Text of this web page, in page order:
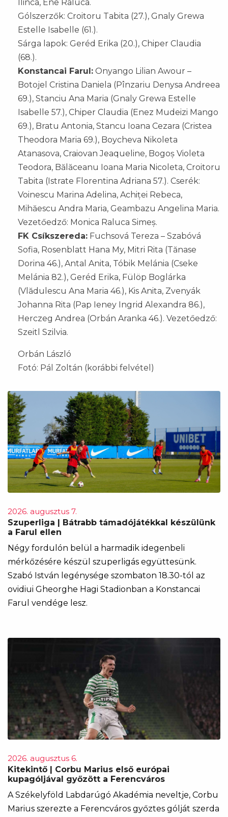
Ilinca, Ene Raluca.
Gólszerzők: Croitoru Tabita (27.), Gnaly Grewa
Estelle Isabelle (61.).
Sárga lapok: Geréd Erika (20.), Chiper Claudia
(68.).
Konstancai Farul: Onyango Lilian Awour –
Botojel Cristina Daniela (Pînzariu Denysa Andreea
69.), Stanciu Ana Maria (Gnaly Grewa Estelle
Isabelle 57.), Chiper Claudia (Enez Mudeizi Mango
69.), Bratu Antonia, Stancu Ioana Cezara (Cristea
Theodora Maria 69.), Boycheva Nikoleta
Atanasova, Craiovan Jeaqueline, Bogoș Violeta
Teodora, Bălăceanu Ioana Maria Nicoleta, Croitoru
Tabita (Istrate Florentina Adriana 57.). Cserék:
Voinescu Marina Adelina, Achiței Rebeca,
Mihăescu Andra Maria, Geambazu Angelina Maria.
Vezetőedző: Monica Raluca Simeș.
FK Csíkszereda: Fuchsová Tereza – Szabóvá
Sofia, Rosenblatt Hana My, Mitri Rita (Tănase
Dorina 46.), Antal Anita, Tóbik Melánia (Cseke
Melánia 82.), Geréd Erika, Fülöp Boglárka
(Vlădulescu Ana Maria 46.), Kis Anita, Zvenyák
Johanna Rita (Pap Ieney Ingrid Alexandra 86.),
Herczeg Andrea (Orbán Aranka 46.). Vezetőedző:
Szeitl Szilvia.
Orbán László
Fotó: Pál Zoltán (korábbi felvétel)
2026. augusztus 7.
Szuperliga | Bátrabb támadójátékkal készülünk
a Farul ellen
Négy fordulón belül a harmadik idegenbeli
mérkőzésére készül szuperligás együttesünk.
Szabó István legénysége szombaton 18.30-tól az
ovidiui Gheorghe Hagi Stadionban a Konstancai
Farul vendége lesz.
2026. augusztus 6.
Kitekintő | Corbu Marius első európai
kupagóljával győzött a Ferencváros
A Székelyföld Labdarúgó Akadémia neveltje, Corbu
Marius szerezte a Ferencváros győztes gólját szerda